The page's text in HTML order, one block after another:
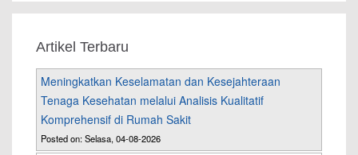
Artikel Terbaru
Meningkatkan Keselamatan dan Kesejahteraan
Tenaga Kesehatan melalui Analisis Kualitatif
Komprehensif di Rumah Sakit
Posted on: Selasa, 04-08-2026